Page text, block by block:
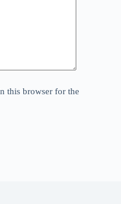
this browser for the